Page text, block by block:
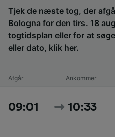
Tjek de næste tog, der
Bologna for den tirs. 18
togtidsplan eller for at
eller dato, klik her.
Afgår Ankommer
09:01 10:33